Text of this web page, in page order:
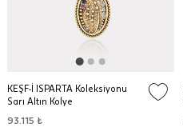
KEŞF-İ ISPARTA Koleksiyonu
Sarı Altın Kolye
93.115 ₺